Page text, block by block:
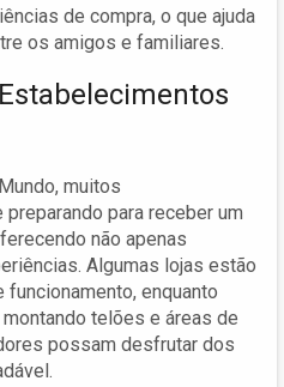
de compra, o que ajuda
os amigos e familiares.
muitos
para receber um
não apenas
Algumas lojas estão
enquanto
telões e áreas de
possam desfrutar dos